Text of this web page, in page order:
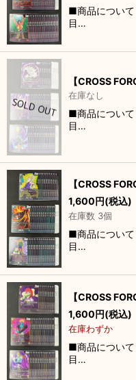
■商品について
目…
【CROSS
在庫なし
■商品について
目…
【CROSS
1,600円(税込)
在庫数 3個
■商品について
目…
【CROSS
1,600円(税込)
在庫わずか
■商品について
目…